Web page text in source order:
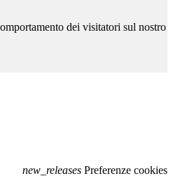
dei visitatori sul nostro
new_releases Preferenze cookies